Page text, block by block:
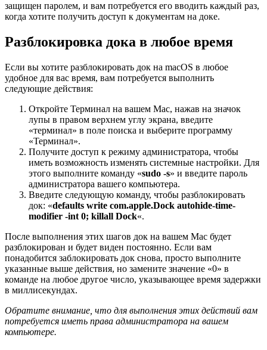
защищен паролем, и вам потребуется его вводить каждый раз,
когда хотите получить доступ к документам на доке.
Разблокировка дока в любое время
Если вы хотите разблокировать док на macOS в любое
удобное для вас время, вам потребуется выполнить
следующие действия:
Откройте Терминал на вашем Mac, нажав на значок
лупы в правом верхнем углу экрана, введите
«терминал» в поле поиска и выберите программу
«Терминал».
Получите доступ к режиму администратора, чтобы
иметь возможность изменять системные настройки. Для
этого выполните команду «sudo -s» и введите пароль
администратора вашего компьютера.
Введите следующую команду, чтобы разблокировать
док: «defaults write com.apple.Dock autohide-time-
modifier -int 0; killall Dock«.
После выполнения этих шагов док на вашем Mac будет
разблокирован и будет виден постоянно. Если вам
понадобится заблокировать док снова, просто выполните
указанные выше действия, но замените значение «0» в
команде на любое другое число, указывающее время задержки
в миллисекундах.
Обратите внимание, что для выполнения этих действий вам
потребуется иметь права администратора на вашем
компьютере.